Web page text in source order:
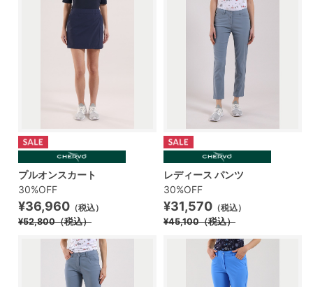
プルオンスカート
30%OFF
¥36,960 （税込）
¥52,800（税込）
レディース パンツ
30%OFF
¥31,570 （税込）
¥45,100（税込）